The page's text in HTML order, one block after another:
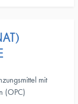
mit
(OPC)